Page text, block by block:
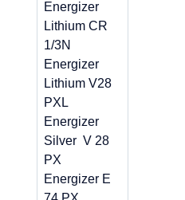
Energizer
Lithium CR
1/3N
Energizer
Lithium V28
PXL
Energizer
Silver V 28
PX
Energizer E